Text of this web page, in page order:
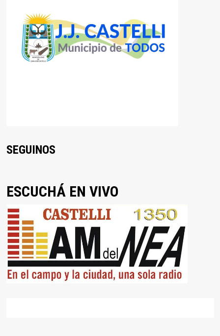
SEGUINOS
ESCUCHÁ EN VIVO